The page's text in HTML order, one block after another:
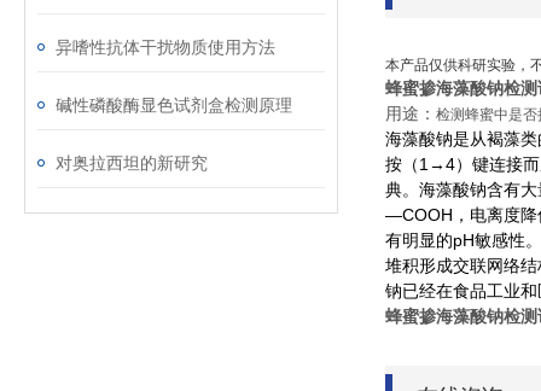
异嗜性抗体干扰物质使用方法
碱性磷酸酶显色试剂盒检测原理
对奥拉西坦的新研究
本产品仅供科研实验，
蜂蜜掺海藻酸钠检
用途： 检测蜂蜜中是
海藻酸钠是从褐藻类
按（1→4）键连接而
典。海藻酸钠含有
—COOH， 电离度
有明显的pH敏感性
堆积形成交联网络
钠已经在食品工业
蜂蜜掺海藻酸钠检